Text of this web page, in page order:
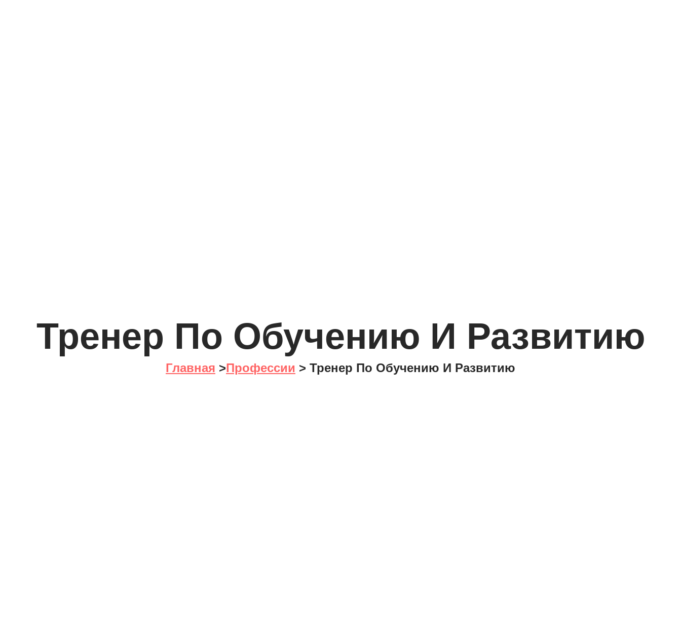
Тренер По Обучению И Развитию
Главная >Профессии > Тренер По Обучению И Развитию